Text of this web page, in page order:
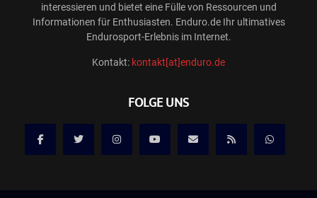
interessieren und bietet eine Fülle von Ressourcen und
Informationen für Enthusiasten. Enduro.de Ihr ultimatives
Endurosport-Erlebnis im Internet.
Kontakt: kontakt[at]enduro.de
FOLGE UNS